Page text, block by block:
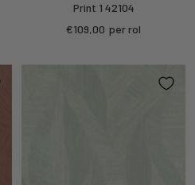
Print 1 42104
Kortings
€109,00 per rol